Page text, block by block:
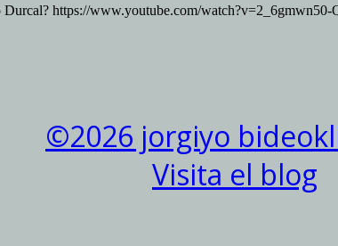
https://www.youtube.com/
©2026 jorgiyo
Visita el blog